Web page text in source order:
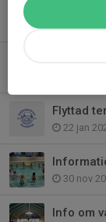
Flyttad
22 jan
30 nov
Info om